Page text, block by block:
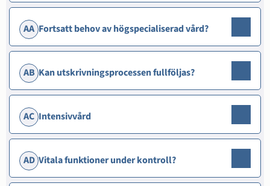
AA Fortsatt behov av högspecialiserad vård?
AB Kan utskrivningsprocessen fullföljas?
AC Intensivvård
AD Vitala funktioner under kontroll?